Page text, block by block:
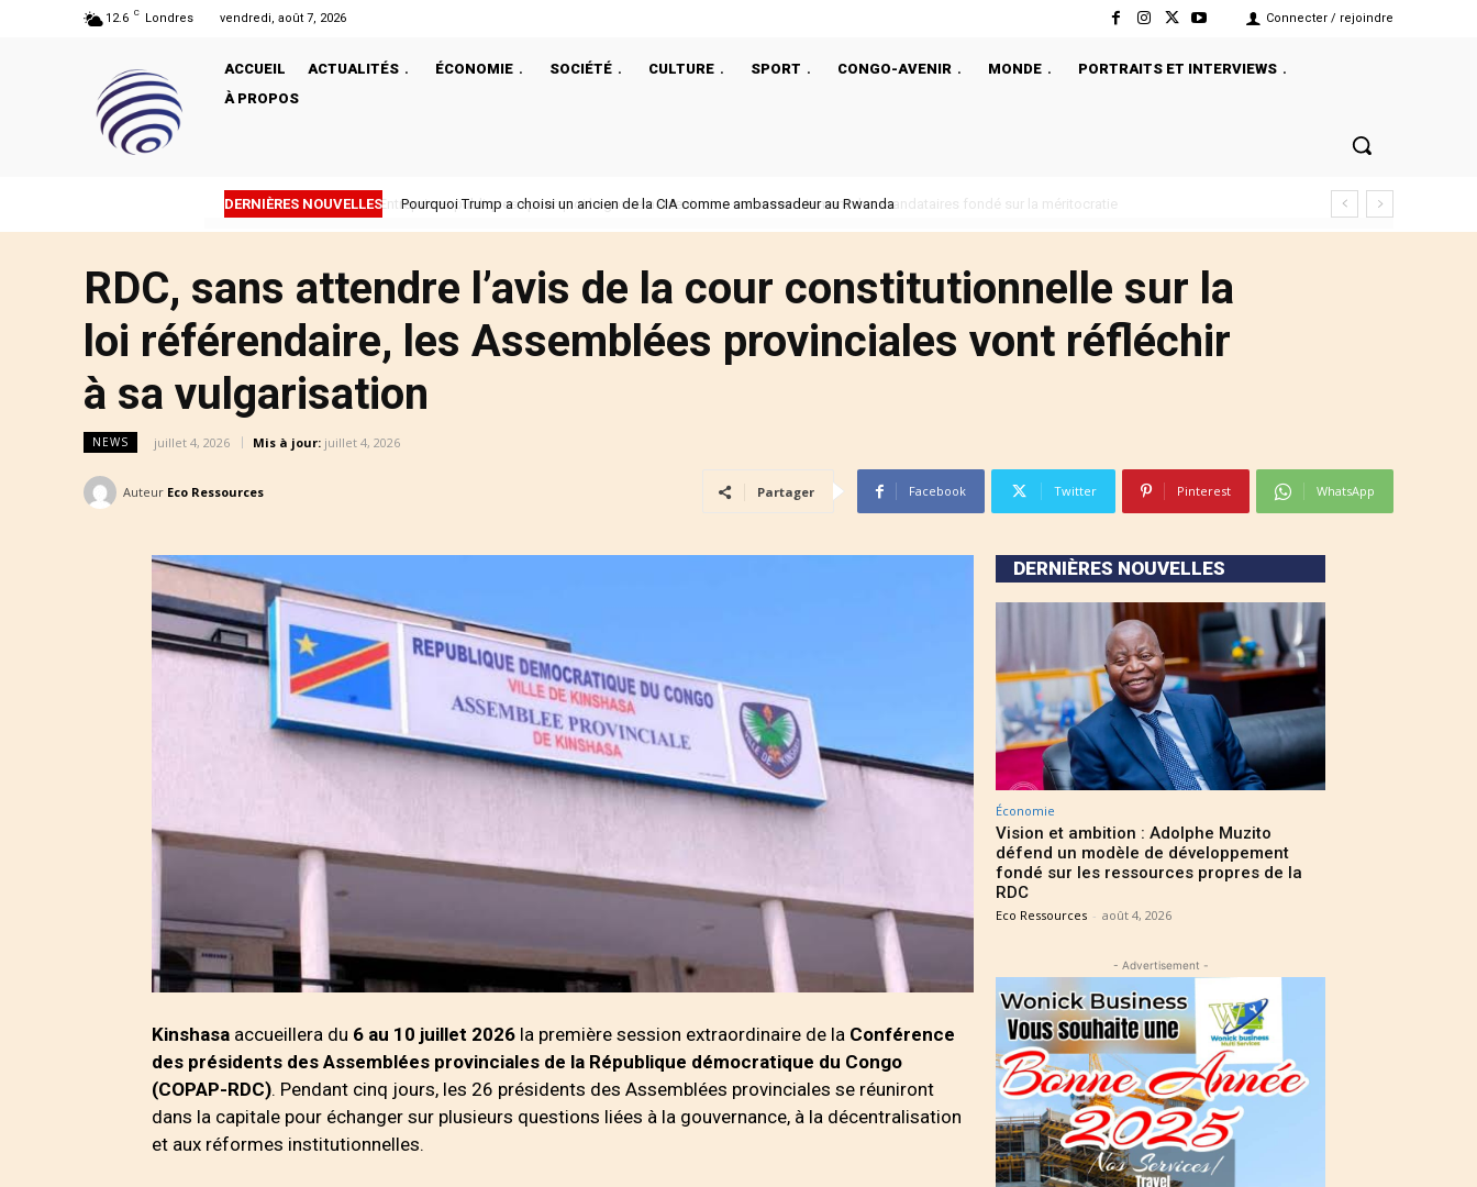
12.6 C Londres vendredi, août 7, 2026 Connecter / rejoindre
ACCUEIL ACTUALITÉS ÉCONOMIE SOCIÉTÉ CULTURE SPORT CONGO-AVENIR MONDE
PORTRAITS ET INTERVIEWS
À PROPOS
DERNIÈRES NOUVELLES Pourquoi Trump a choisi un ancien de la CIA comme ambassadeur au Rwanda
RDC, sans attendre l’avis de la cour constitutionnelle sur la
loi référendaire, les Assemblées provinciales vont réfléchir
à sa vulgarisation
NEWS juillet 4, 2026 Mis à jour: juillet 4, 2026
Auteur Eco Ressources Partager Facebook Twitter Pinterest WhatsApp
Kinshasa accueillera du 6 au 10 juillet 2026 la première session extraordinaire de la Conférence
des présidents des Assemblées provinciales de la République démocratique du Congo
(COPAP-RDC). Pendant cinq jours, les 26 présidents des Assemblées provinciales se réuniront
dans la capitale pour échanger sur plusieurs questions liées à la gouvernance, à la décentralisation
et aux réformes institutionnelles.
DERNIÈRES NOUVELLES
Économie
Vision et ambition : Adolphe Muzito
défend un modèle de développement
fondé sur les ressources propres de la
RDC
Eco Ressources - août 4, 2026
- Advertisement -